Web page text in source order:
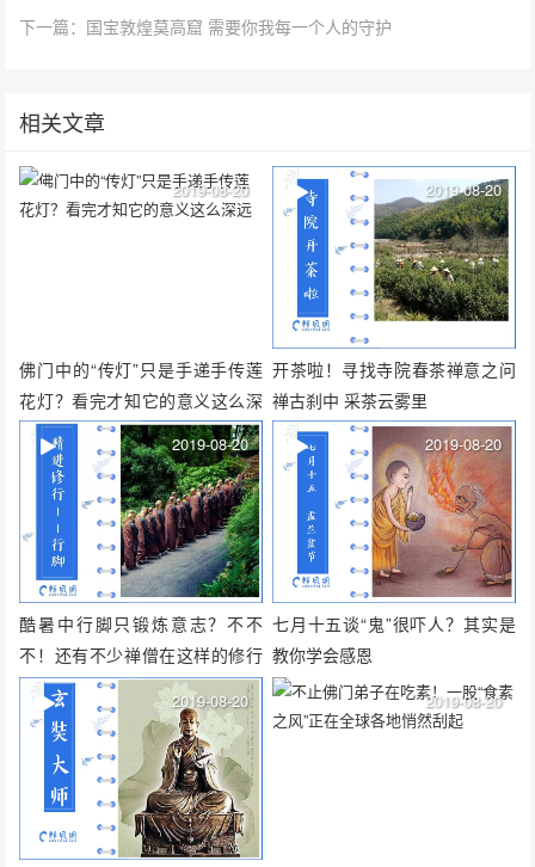
下一篇：国宝敦煌莫高窟 需要你我每一个人的守护
相关文章
佛门中的“传灯”只是手递手传莲
花灯？看完才知它的意义这么深
远
2019-08-20
开茶啦！寻找寺院春茶禅意之问
禅古刹中 采茶云雾里
2019-08-20
酷暑中行脚只锻炼意志？不不
不！还有不少禅僧在这样的修行
中开悟
2019-08-20
七月十五谈“鬼”很吓人？其实是
教你学会感恩
2019-08-20
2019-08-20 2019-08-20